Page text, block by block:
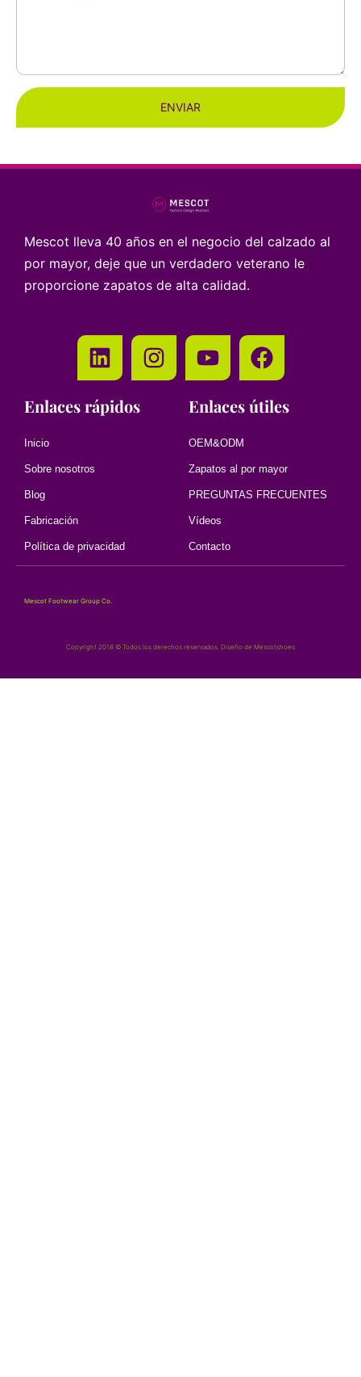
ENVIAR
Mescot lleva 40 años en el negocio del calzado al
por mayor, deje que un verdadero veterano le
proporcione zapatos de alta calidad.
Enlaces rápidos
Inicio
Sobre nosotros
Blog
Fabricación
Política de privacidad
Enlaces útiles
OEM&ODM
Zapatos al por mayor
PREGUNTAS FRECUENTES
Vídeos
Contacto
Mescot Footwear Group Co.
Copyright 2018 © Todos los derechos reservados. Diseño de Mescotshoes